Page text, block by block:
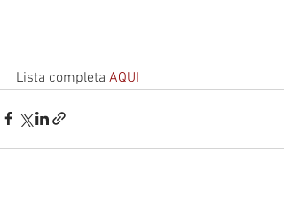
Lista completa AQUI